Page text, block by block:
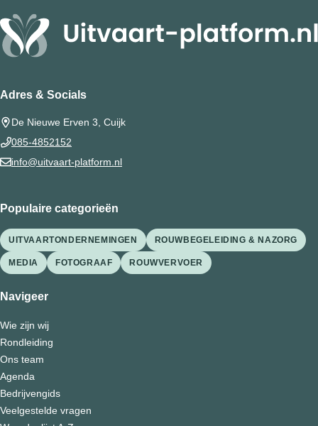
Adres & Socials
De Nieuwe Erven 3, Cuijk
085-4852152
info@uitvaart-platform.nl
Populaire categorieën
UITVAARTONDERNEMINGEN ROUWBEGELEIDING & NAZORG
MEDIA FOTOGRAAF ROUWVERVOER
Navigeer
Wie zijn wij
Rondleiding
Ons team
Agenda
Bedrijvengids
Veelgestelde vragen